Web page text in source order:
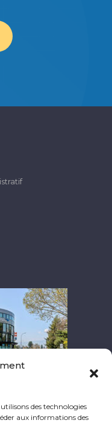
des technologies
aux informations des